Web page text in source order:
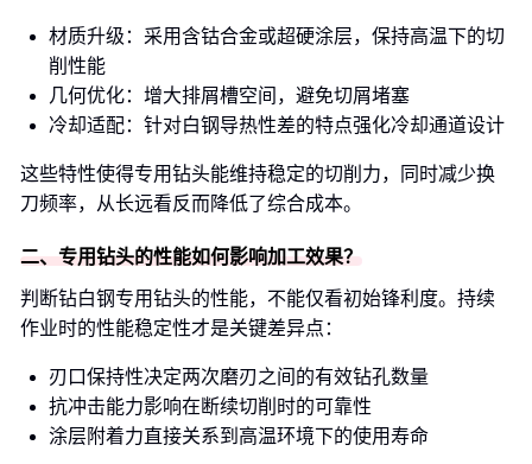
材质升级：采用含钴合金或超硬涂层，保持高温下的切
削性能
几何优化：增大排屑槽空间，避免切屑堵塞
冷却适配：针对白钢导热性差的特点强化冷却通道设计
这些特性使得专用钻头能维持稳定的切削力，同时减少换
刀频率，从长远看反而降低了综合成本。
二、专用钻头的性能如何影响加工效果？
判断钻白钢专用钻头的性能，不能仅看初始锋利度。持续
作业时的性能稳定性才是关键差异点：
刃口保持性决定两次磨刃之间的有效钻孔数量
抗冲击能力影响在断续切削时的可靠性
涂层附着力直接关系到高温环境下的使用寿命